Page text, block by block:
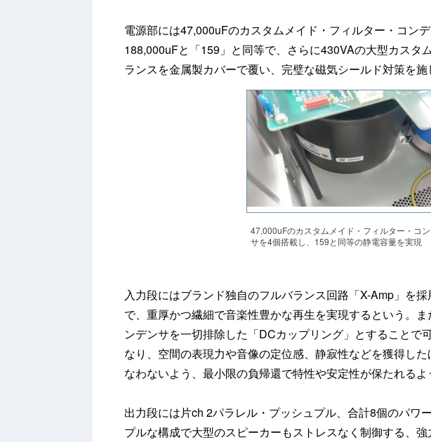
電源部には47,000uFのカスタムメイド・フィルター・コン
188,000uFと「159」と同等で、さらに430VAの大型カスタ
ランスを金属製カバーで覆い、完璧な磁気シールド対策を施
47,000uFのカスタムメイド・フィルター・コ
サを4個搭載し、159と同等の静電容量を実現
入力段にはブランド独自のフルバランス回路「X-Amp」を
で、重厚かつ繊細で音楽性豊かな再生を実現するという。
ンデンサを一切排除した「DCカップリング」とすることで
なり、空間の表現力や音像の定位感、静寂性などを獲得し
なわないよう、最小限の負帰還で特性や安定性が保たれるよ
出力段には片ch 2パラレル・プッシュプル、合計8個のパワ
プルな構成で大型のスピーカーもストレスなく制御する、